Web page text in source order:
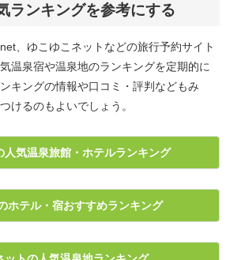
ランキングを参考にする
、ゆこゆこネットなどの旅行予約サイト
温泉宿や温泉地のランキングを定期的に
キングの情報や口コミ・評判などもみ
けるのもよいでしょう。
人気温泉旅館・ホテルランキング
ホテル・宿おすすめランキング